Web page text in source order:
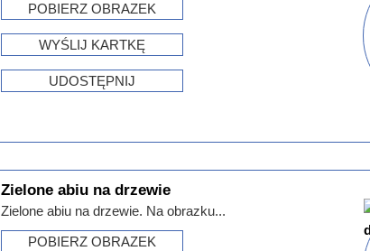
POBIERZ OBRAZEK
WYŚLIJ KARTKĘ
UDOSTĘPNIJ
Zielone abiu na drzewie
Zielone abiu na drzewie. Na obrazku...
POBIERZ OBRAZEK